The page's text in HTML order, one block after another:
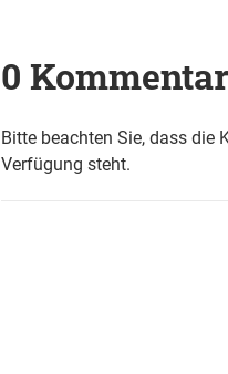
0
Bitte beachten Sie, dass
Verfügung steht.